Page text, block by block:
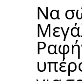
Να